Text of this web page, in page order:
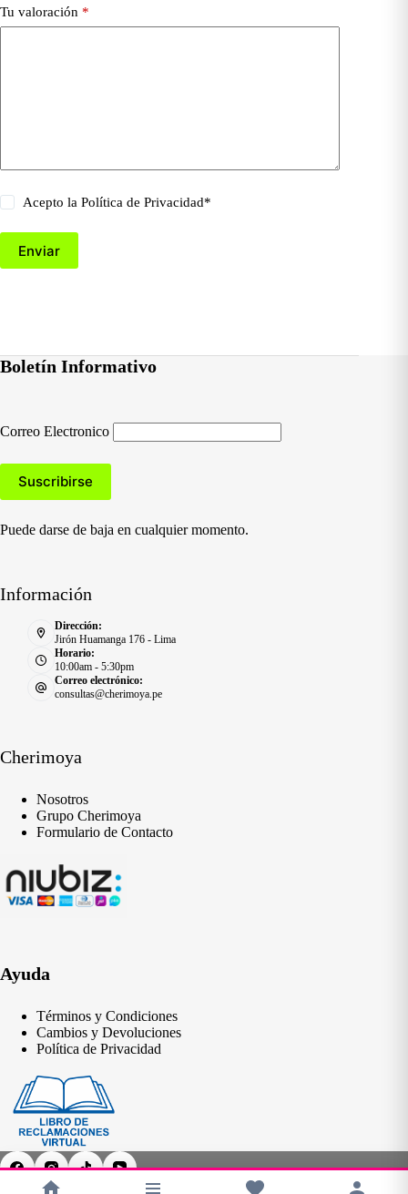
Tu valoración *
Acepto laPolítica de Privacidad*
Enviar
Boletín Informativo
Correo Electronico
Puede darse de baja en cualquier momento.
Información
Dirección:
Jirón Huamanga 176 - Lima
Horario:
10:00am - 5:30pm
Correo electrónico:
consultas@cherimoya.pe
Cherimoya
Nosotros
Grupo Cherimoya
Formulario de Contacto
Ayuda
Términos y Condiciones
Cambios y Devoluciones
Política de Privacidad